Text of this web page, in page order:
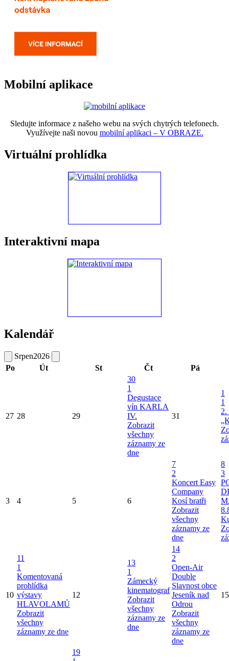
Mobilní aplikace
Sledujte informace z našeho webu na svých chytrých telefonech.
Využívejte naši novou mobilní aplikaci – V OBRAZE.
Virtuální prohlídka
Interaktivní mapa
Kalendář
Srpen2026
Po
Út St Čt Pá
27 28 29
30
1
Degustace
vín KARLA
IV.
Zobrazit
všechny
záznamy ze
dne
31
1
1
2.
3 4 5 6
7
2
Koncert Easy
Company
Kosí bratři
Zobrazit
všechny
záznamy ze
dne
8
3
10
11
1
Komentovaná
prohlídka
výstavy
HLAVOLAMŮ
Zobrazit
všechny
záznamy ze dne
12
13
1
Zámecký
kinematograf
Zobrazit
všechny
záznamy ze
dne
14
2
Open-Air
Double
Slavnost obce
Jeseník nad
Odrou
Zobrazit
všechny
záznamy ze
dne
15
19